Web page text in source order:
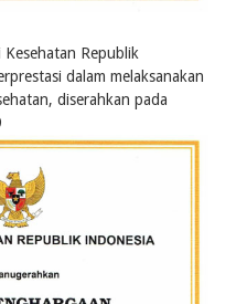
Republik
dalam melaksanakan
diserahkan pada